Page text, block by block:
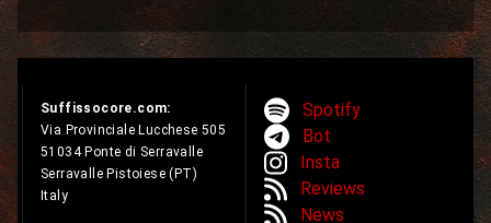
Suffissocore.com:
Via Provinciale Lucchese 505
51034 Ponte di Serravalle
Serravalle Pistoiese (PT)
Italy
Spotify
Bot
Insta
Reviews
News